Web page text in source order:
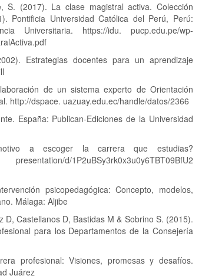
S. (2017). La clase magistral activa. Colección
Pontificia Universidad Católica del Perú, Perú:
Universitaria. https://idu. pucp.edu.pe/wp-
Estrategias docentes para un aprendizaje
de un sistema experto de Orientación
http://dspace. uazuay.edu.ec/handle/datos/2366
España: Publican-Ediciones de la Universidad
a escoger la carrera que estudias?
d/1P2uBSy3rk0x3u0y6TBT09BfU2
psicopedagógica: Concepto, modelos,
Málaga: Aljibe
D, Castellanos D, Bastidas M & Sobrino S. (2015).
para los Departamentos de la Consejería
profesional: Visiones, promesas y desafíos.
Juárez